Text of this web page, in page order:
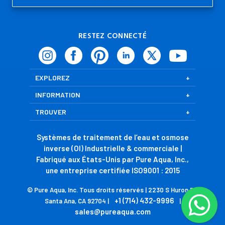
RESTEZ CONNECTÉ
EXPLOREZ
INFORMATION
TROUVER
Systèmes de traitement de l’eau et osmose
inverse (OI) Industrielle & commerciale |
Fabriqué aux États-Unis par Pure Aqua, Inc.,
une entreprise certifiée ISO9001 : 2015
© Pure Aqua, Inc. Tous droits réservés | 2230 S Huron Dr,
Santa Ana, CA 92704 |
+1 (714) 432-9996 |
sales@pureaqua.com